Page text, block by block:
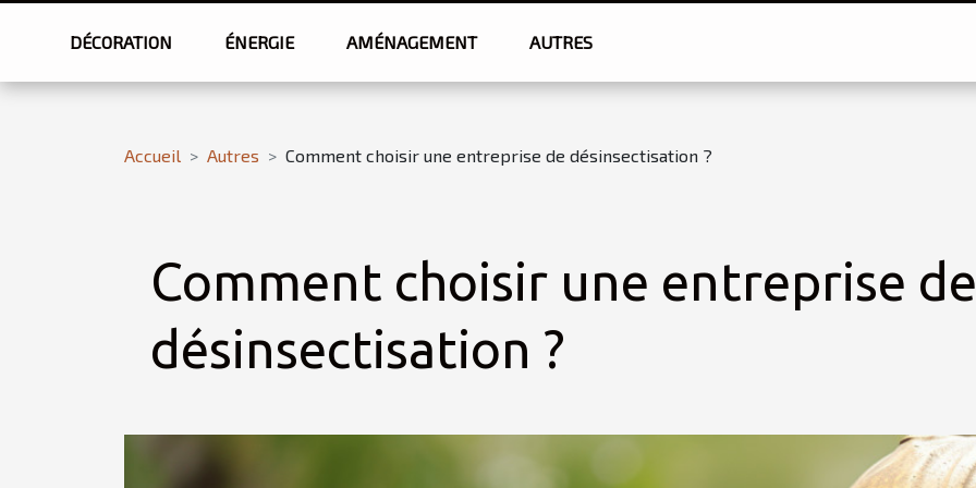
DÉCORATION ÉNERGIE AMÉNAGEMENT AUTRES
Accueil Autres Comment choisir une entreprise de désinsectisation ?
Comment choisir une entreprise de
désinsectisation ?